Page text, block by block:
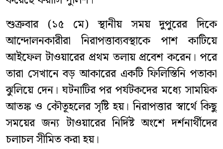
শুক্রবার (১৫ মে) স্থানীয় সময় দুপুরের দিকে
আন্দোলনকারীরা নিরাপত্তাব্যবস্থাকে পাশ কাটিয়ে
আইফেল টাওয়ারের প্রথম তলায় প্রবেশ করেন। পরে
তারা সেখানে বড় আকারের একটি ফিলিস্তিনি পতাকা
ঝুলিয়ে দেন। ঘটনাটির পর পর্যটকদের মধ্যে সাময়িক
আতঙ্ক ও কৌতূহলের সৃষ্টি হয়। নিরাপত্তার স্বার্থে কিছু
সময়ের জন্য টাওয়ারের নির্দিষ্ট অংশে দর্শনার্থীদের
চলাচল সীমিত করা হয়।